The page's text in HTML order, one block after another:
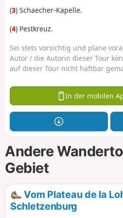
(3) Schaecher-Kapelle.
(4) Pestkreuz.
Sei stets vorsichtig und plane
Autor / die Autorin dieser Tour
auf dieser Tour nicht haftbar
In der mobilen
Andere
Gebiet
Vom Plateau de la
Schletzenburg